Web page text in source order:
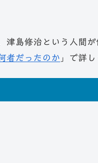
島修治という人間
者だったのか 」で詳し